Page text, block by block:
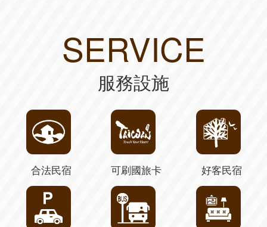
SERVICE
服務設施
合法民宿 可刷國旅卡 好客民宿